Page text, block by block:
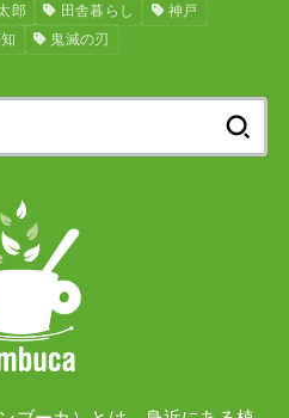
郎 田舎暮らし
神戸
鬼滅の刃